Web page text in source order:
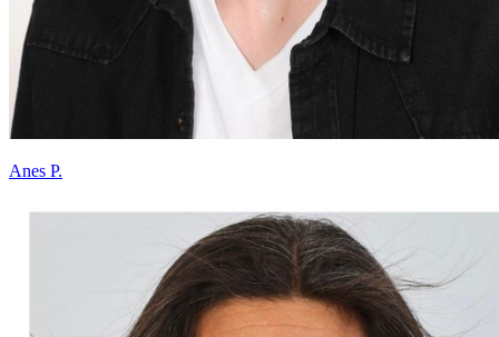
Anes P.